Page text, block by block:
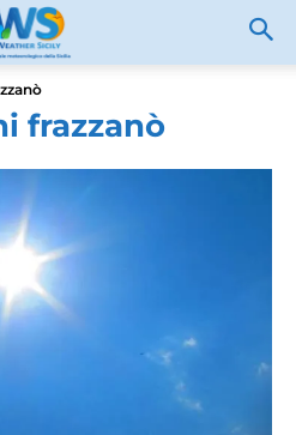
frazzanò